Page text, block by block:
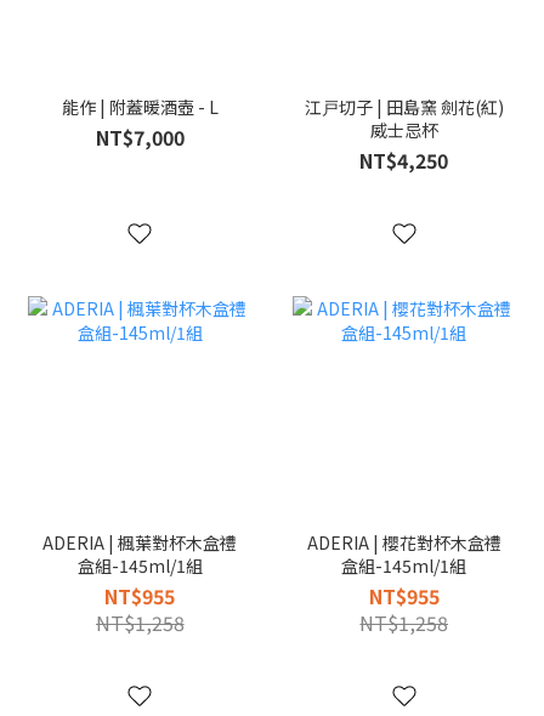
能作 | 附蓋暖酒壺 - L
NT$7,000
江戸切子 | 田島窯 劍花(紅)
威士忌杯
NT$4,250
ADERIA | 楓葉對杯木盒禮
盒組-145ml/1組
NT$955
NT$1,258
ADERIA | 櫻花對杯木盒禮
盒組-145ml/1組
NT$955
NT$1,258